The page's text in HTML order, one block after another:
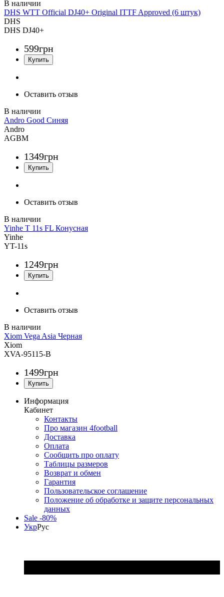
DHS WTT Official DJ40+ Original ITTF Approved (6 штук)
DHS
DHS DJ40+
599грн
Оставить отзыв
Andro Good Синяя
Andro
AGBM
1349грн
Оставить отзыв
Yinhe T 11s FL Конусная
Yinhe
YT-11s
1249грн
Оставить отзыв
Xiom Vega Asia Черная
Xiom
XVA-95115-B
1499грн
Информация
Кабинет
Контакты
Про магазин 4football
Доставка
Оплата
Сообщить про оплату
Таблицы размеров
Возврат и обмен
Гарантия
Пользовательское соглашение
Положение об обработке и защите персональных
данных
Sale -80%
УкрРус